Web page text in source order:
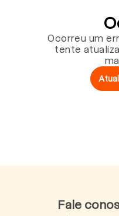
Ocorreu um
tente
Fale